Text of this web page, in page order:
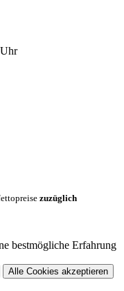
zuzüglich
bestmögliche Erfahrung
Alle Cookies akzeptieren